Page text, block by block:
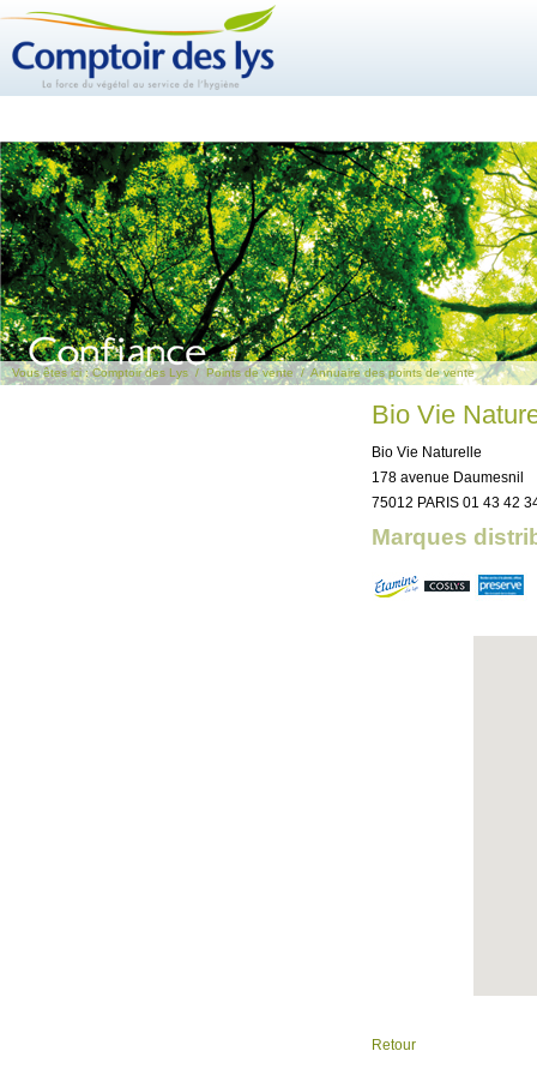
Vous êtes ici : Comptoir des Lys /Points de vente /Annuaire des points de vente
Bio Vie
Bio Vie Naturelle
178 avenue Daumesnil
75012 PARIS 01 43 42
Marques
Retour